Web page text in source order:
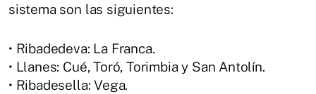
sistema son las siguientes:
• Ribadedeva: La Franca.
• Llanes: Cué, Toró, Torimbia y San Antolín.
• Ribadesella: Vega.